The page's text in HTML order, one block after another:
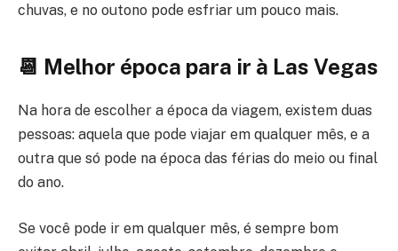
chuvas, e no outono pode esfriar um pouco mais.
📆 Melhor época para ir à Las Vegas
Na hora de escolher a época da viagem, existem duas
pessoas: aquela que pode viajar em qualquer mês, e a
outra que só pode na época das férias do meio ou final
do ano.
Se você pode ir em qualquer mês, é sempre bom